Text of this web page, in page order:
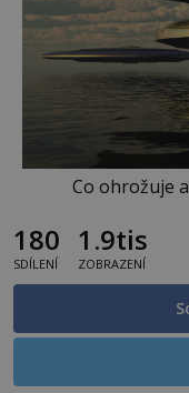
Co ohrožuje
180
SDÍLENÍ
1.9tis
ZOBRAZENÍ